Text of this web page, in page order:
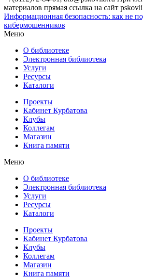
материалов прямая ссылка на сайт
Информационная безопасность: как не
кибермошенников
Меню
О библиотеке
Электронная библиотека
Услуги
Ресурсы
Каталоги
Проекты
Кабинет Курбатова
Клубы
Коллегам
Магазин
Книга памяти
Меню
О библиотеке
Электронная библиотека
Услуги
Ресурсы
Каталоги
Проекты
Кабинет Курбатова
Клубы
Коллегам
Магазин
Книга памяти